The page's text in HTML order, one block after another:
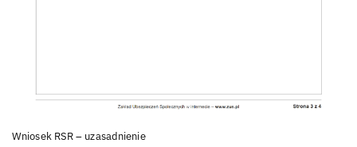
Wniosek RSR – uzasadnienie